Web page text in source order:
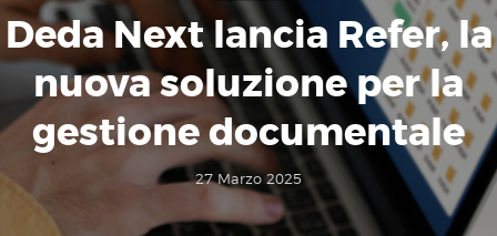
Deda Next lancia Refer, la
nuova soluzione per la
gestione documentale
27 Marzo 2025